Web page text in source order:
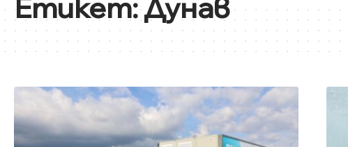
Етикет:Дунав